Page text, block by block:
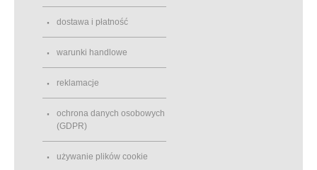
dostawa i płatność
warunki handlowe
reklamacje
ochrona danych osobowych
(GDPR)
używanie plików cookie